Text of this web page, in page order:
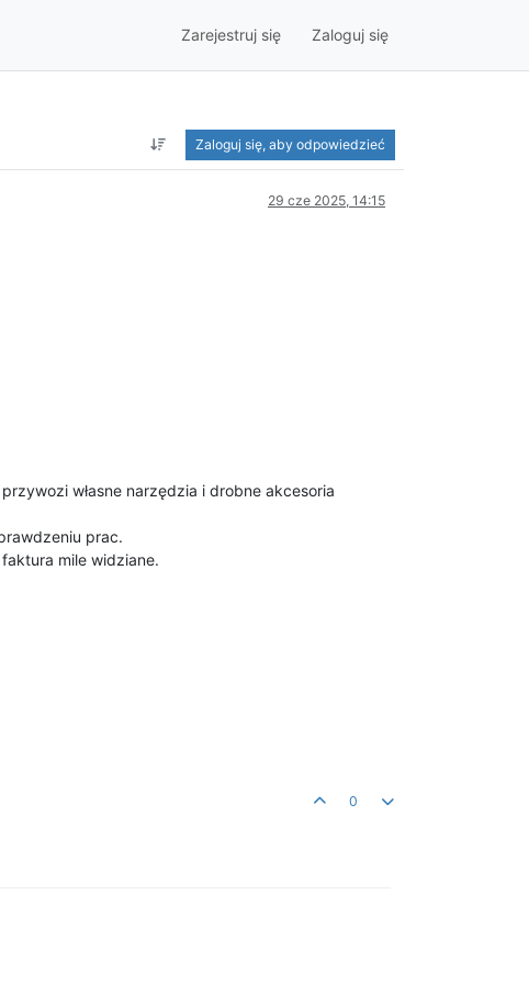
Zarejestruj się Zaloguj się
Zaloguj się, aby odpowiedzieć
29 cze 2025, 14:15
własne narzędzia i drobne akcesoria
prac.
mile widziane.
0